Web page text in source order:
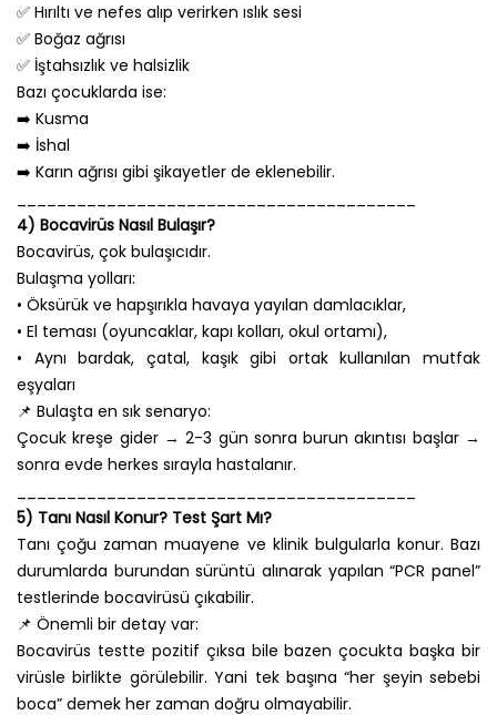
✅ Hırıltı ve nefes alıp verirken ıslık sesi
✅ Boğaz ağrısı
✅ İştahsızlık ve halsizlik
Bazı çocuklarda ise:
➡️ Kusma
➡️ İshal
➡️ Karın ağrısı gibi şikayetler de eklenebilir.
4) Bocavirüs Nasıl Bulaşır?
Bocavirüs, çok bulaşıcıdır.
Bulaşma yolları:
• Öksürük ve hapşırıkla havaya yayılan damlacıklar,
• El teması (oyuncaklar, kapı kolları, okul ortamı),
• Aynı bardak, çatal, kaşık gibi ortak kullanılan mutfak
eşyaları
📌 Bulaşta en sık senaryo:
Çocuk kreşe gider → 2-3 gün sonra burun akıntısı başlar →
sonra evde herkes sırayla hastalanır.
5) Tanı Nasıl Konur? Test Şart Mı?
Tanı çoğu zaman muayene ve klinik bulgularla konur. Bazı
durumlarda burundan sürüntü alınarak yapılan “PCR panel”
testlerinde bocavirüsü çıkabilir.
📌 Önemli bir detay var:
Bocavirüs testte pozitif çıksa bile bazen çocukta başka bir
virüsle birlikte görülebilir. Yani tek başına “her şeyin sebebi
boca” demek her zaman doğru olmayabilir.